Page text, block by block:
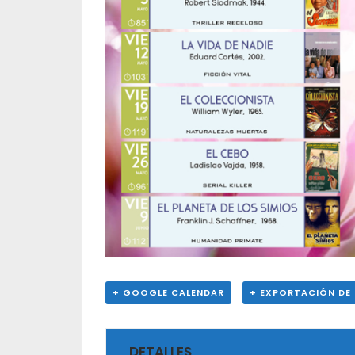
+ GOOGLE CALENDAR + EXPORTACIÓN DE